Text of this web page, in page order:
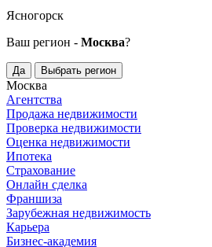
Ясногорск
Ваш регион - Москва?
Да Выбрать регион
Москва
Агентства
Продажа недвижимости
Проверка недвижимости
Оценка недвижимости
Ипотека
Страхование
Онлайн сделка
Франшиза
Зарубежная недвижимость
Карьера
Бизнес-академия